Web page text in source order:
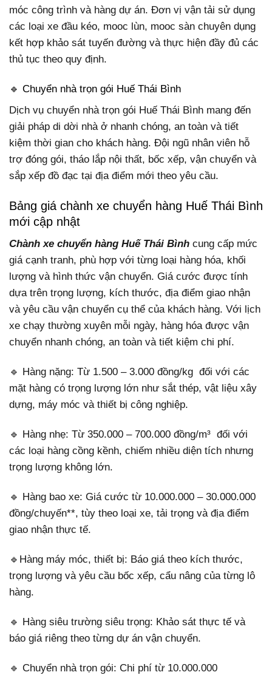
móc công trình và hàng dự án. Đơn vị vận tải sử dụng
các loại xe đầu kéo, mooc lùn, mooc sàn chuyên dụng
kết hợp khảo sát tuyến đường và thực hiện đầy đủ các
thủ tục theo quy định.
🔹 Chuyển nhà trọn gói Huế Thái Bình
Dịch vụ chuyển nhà trọn gói Huế Thái Bình mang đến
giải pháp di dời nhà ở nhanh chóng, an toàn và tiết
kiệm thời gian cho khách hàng. Đội ngũ nhân viên hỗ
trợ đóng gói, tháo lắp nội thất, bốc xếp, vận chuyển và
sắp xếp đồ đạc tại địa điểm mới theo yêu cầu.
Bảng giá chành xe chuyển hàng Huế Thái Bình
mới cập nhật
Chành xe chuyển hàng Huế Thái Bình cung cấp mức
giá cạnh tranh, phù hợp với từng loại hàng hóa, khối
lượng và hình thức vận chuyển. Giá cước được tính
dựa trên trọng lượng, kích thước, địa điểm giao nhận
và yêu cầu vận chuyển cụ thể của khách hàng. Với lịch
xe chạy thường xuyên mỗi ngày, hàng hóa được vận
chuyển nhanh chóng, an toàn và tiết kiệm chi phí.
🔹 Hàng nặng: Từ 1.500 – 3.000 đồng/kg đối với các
mặt hàng có trọng lượng lớn như sắt thép, vật liệu xây
dựng, máy móc và thiết bị công nghiệp.
🔹 Hàng nhẹ: Từ 350.000 – 700.000 đồng/m³ đối với
các loại hàng cồng kềnh, chiếm nhiều diện tích nhưng
trọng lượng không lớn.
🔹 Hàng bao xe: Giá cước từ 10.000.000 – 30.000.000
đồng/chuyến**, tùy theo loại xe, tải trọng và địa điểm
giao nhận thực tế.
🔹Hàng máy móc, thiết bị: Báo giá theo kích thước,
trọng lượng và yêu cầu bốc xếp, cẩu nâng của từng lô
hàng.
🔹 Hàng siêu trường siêu trọng: Khảo sát thực tế và
báo giá riêng theo từng dự án vận chuyển.
🔹 Chuyển nhà trọn gói: Chi phí từ 10.000.000